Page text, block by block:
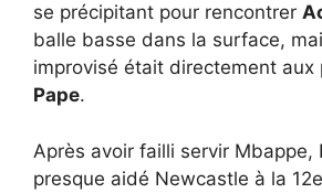
se précipitant pour rencontrer
balle basse dans la surface,
improvisé était directement aux
Pape.
Après avoir failli servir Mbappe,
presque aidé Newcastle à la